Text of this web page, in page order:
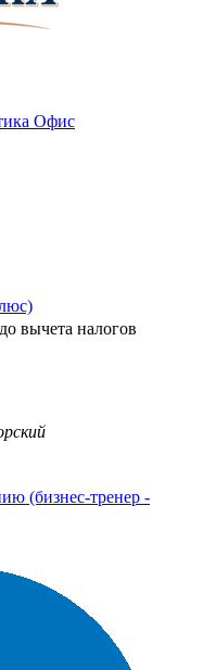
Офис
до вычета налогов
(бизнес-тренер -